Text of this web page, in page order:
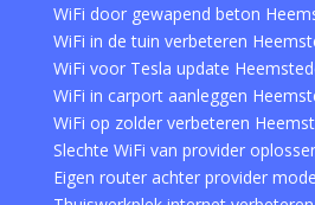
WiFi door gewapend beton
WiFi in de tuin verbeteren
WiFi voor Tesla update
WiFi in carport aanleggen
WiFi op zolder verbeteren
Slechte WiFi van provider
Eigen router achter provider